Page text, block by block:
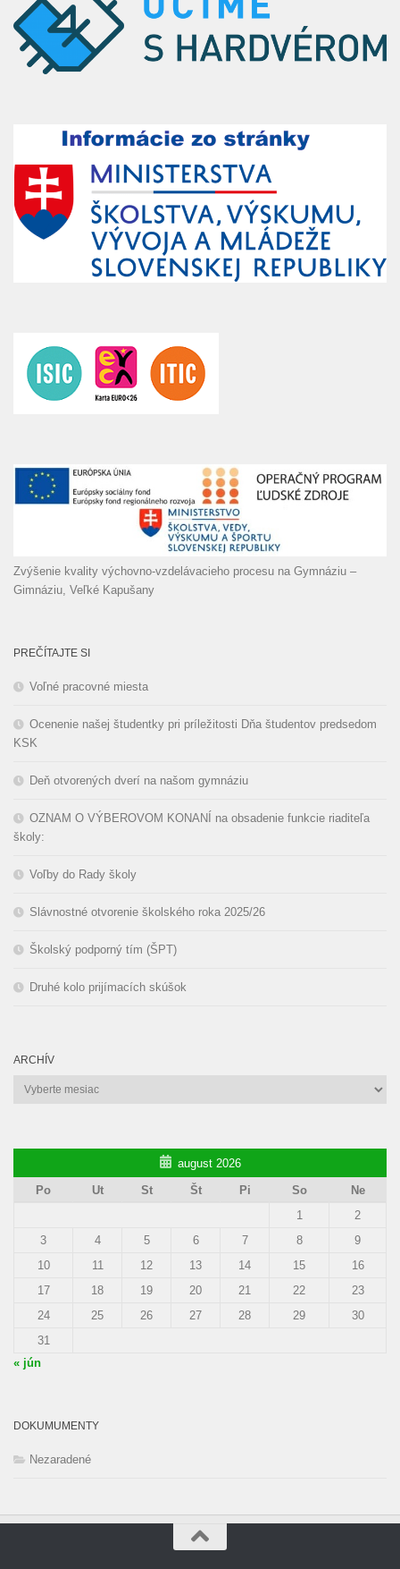
Zvýšenie kvality výchovno-vzdelávacieho procesu na Gymnáziu –
Gimnáziu, Veľké Kapušany
PREČÍTAJTE SI
Voľné pracovné miesta
Ocenenie našej študentky pri príležitosti Dňa študentov predsedom
KSK
Deň otvorených dverí na našom gymnáziu
OZNAM O VÝBEROVOM KONANÍ na obsadenie funkcie riaditeľa
školy:
Voľby do Rady školy
Slávnostné otvorenie školského roka 2025/26
Školský podporný tím (ŠPT)
Druhé kolo prijímacích skúšok
ARCHÍV
Archív
august 2026
Po
Ut St Št Pi So
Ne
1
2
3
4 5 6 7 8
9
10
11 12 13 14 15
16
17
18 19 20 21 22
23
24
25 26 27 28 29
30
31
« jún
DOKUMUMENTY
Nezaradené